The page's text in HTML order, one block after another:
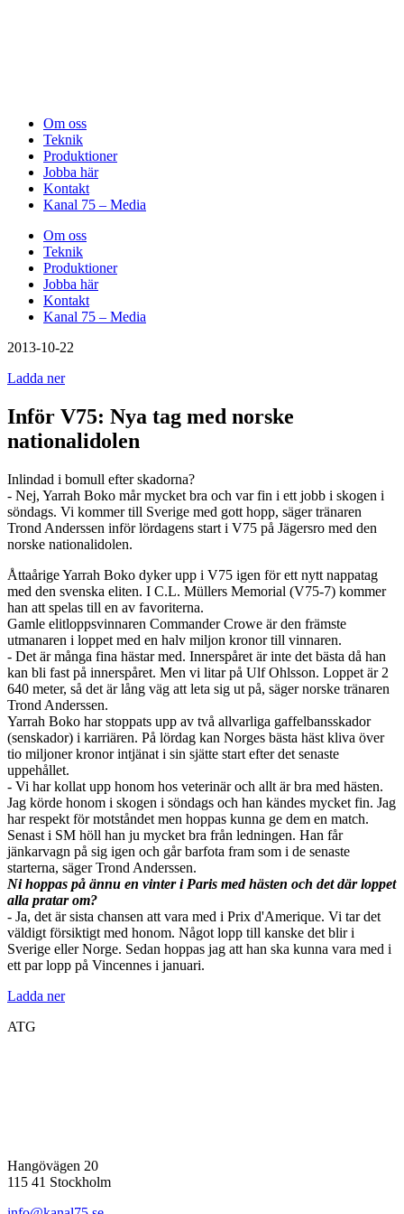
Om oss
Teknik
Produktioner
Jobba här
Kontakt
Kanal 75 – Media
Om oss
Teknik
Produktioner
Jobba här
Kontakt
Kanal 75 – Media
2013-10-22
Ladda ner
Inför V75: Nya tag med norske
nationalidolen
Inlindad i bomull efter skadorna?
- Nej, Yarrah Boko mår mycket bra och var fin i ett jobb i skogen i
söndags. Vi kommer till Sverige med gott hopp, säger tränaren
Trond Anderssen inför lördagens start i V75 på Jägersro med den
norske nationalidolen.
Åttaårige Yarrah Boko dyker upp i V75 igen för ett nytt nappatag
med den svenska eliten. I C.L. Müllers Memorial (V75-7) kommer
han att spelas till en av favoriterna.
Gamle elitloppsvinnaren Commander Crowe är den främste
utmanaren i loppet med en halv miljon kronor till vinnaren.
- Det är många fina hästar med. Innerspåret är inte det bästa då han
kan bli fast på innerspåret. Men vi litar på Ulf Ohlsson. Loppet är 2
640 meter, så det är lång väg att leta sig ut på, säger norske tränaren
Trond Anderssen.
Yarrah Boko har stoppats upp av två allvarliga gaffelbansskador
(senskador) i karriären. På lördag kan Norges bästa häst kliva över
tio miljoner kronor intjänat i sin sjätte start efter det senaste
uppehållet.
- Vi har kollat upp honom hos veterinär och allt är bra med hästen.
Jag körde honom i skogen i söndags och han kändes mycket fin. Jag
har respekt för motståndet men hoppas kunna ge dem en match.
Senast i SM höll han ju mycket bra från ledningen. Han får
jänkarvagn på sig igen och går barfota fram som i de senaste
starterna, säger Trond Anderssen.
Ni hoppas på ännu en vinter i Paris med hästen och det där loppet
alla pratar om?
- Ja, det är sista chansen att vara med i Prix d'Amerique. Vi tar det
väldigt försiktigt med honom. Något lopp till kanske det blir i
Sverige eller Norge. Sedan hoppas jag att han ska kunna vara med i
ett par lopp på Vincennes i januari.
Ladda ner
ATG
Hangövägen 20
115 41 Stockholm